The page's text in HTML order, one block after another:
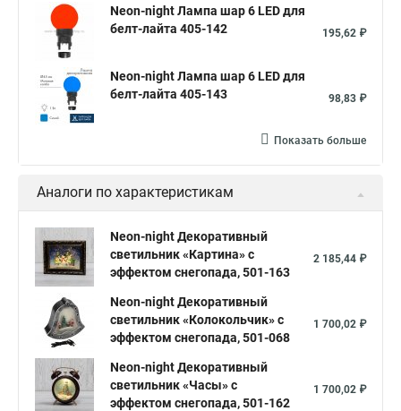
Neon-night Лампа шар 6 LED для
белт-лайта 405-142
195,62 ₽
Neon-night Лампа шар 6 LED для
белт-лайта 405-143
98,83 ₽
Показать больше
Аналоги по характеристикам
Neon-night Декоративный
светильник «Картина» с
эффектом снегопада, 501-163
2 185,44 ₽
Neon-night Декоративный
светильник «Колокольчик» с
эффектом снегопада, 501-068
1 700,02 ₽
Neon-night Декоративный
светильник «Часы» с
эффектом снегопада, 501-162
1 700,02 ₽